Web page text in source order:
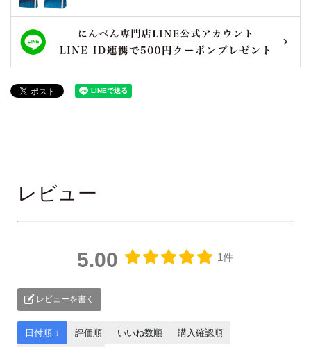
レビュー
5.00 1件
レビューを書く
日付順 ↓ 評価順 いいね数順 購入確認順